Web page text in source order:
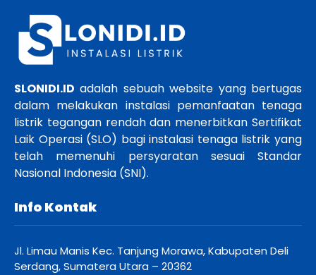
SLONIDI.ID adalah sebuah website yang bertugas
dalam melakukan instalasi pemanfaatan tenaga
listrik tegangan rendah dan menerbitkan Sertifikat
Laik Operasi (SLO) bagi instalasi tenaga listrik yang
telah memenuhi persyaratan sesuai Standar
Nasional Indonesia (SNI).
Info Kontak
Jl. Limau Manis Kec. Tanjung Morawa, Kabupaten Deli
Serdang, Sumatera Utara – 20362